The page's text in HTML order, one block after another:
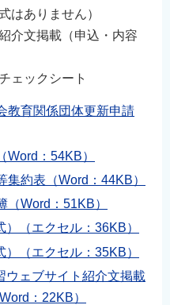
はありません）
介文掲載（申込・内容
ェックシート
教育関係団体更新申請
Word：54KB）
集約表（Word：44KB）
（Word：51KB）
）（エクセル：36KB）
）（エクセル：35KB）
ウェブサイト紹介文掲載
：22KB）